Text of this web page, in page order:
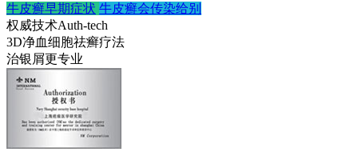
牛皮癣早期症状 牛皮癣会传染给别
权威技术Auth-tech
3D净血细胞祛癣疗法
治银屑更专业